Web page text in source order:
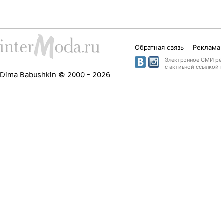
Dima Babushkin © 2000 - 2026
Обратная связь
Электронное СМИ
с активной ссылкой